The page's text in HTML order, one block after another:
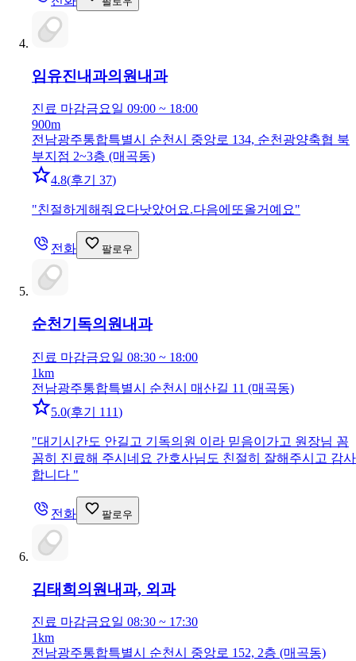
임유진내과의원 내과
진료 마감금요일 09:00 ~ 18:00
900m
전남광주통합특별시 순천시 중앙로 134, 순천광양축협 북
부지점 2~3층 (매곡동)
4.8(후기 37)
"친절하게해줘요다낫았어요.다음에또올거예요"
전화 팔로우
순천기독의원 내과
진료 마감금요일 08:30 ~ 18:00
1km
전남광주통합특별시 순천시 매산길 11 (매곡동)
5.0(후기 111)
"대기시간도 안길고 기독의원 이라 믿음이가고 원장님 꼼
꼼히 진료해 주시네요 간호사님도 친절히 잘해주시고 감사
합니다 "
전화 팔로우
김태희의원 내과, 외과
진료 마감금요일 08:30 ~ 17:30
1km
전남광주통합특별시 순천시 중앙로 152, 2층 (매곡동)